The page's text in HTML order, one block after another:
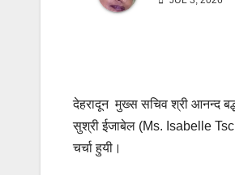
देहरादून मुख्स सचिव श्री आनन्द
सुश्री ईजाबेल (Ms. Isabelle
चर्चा हुयी।